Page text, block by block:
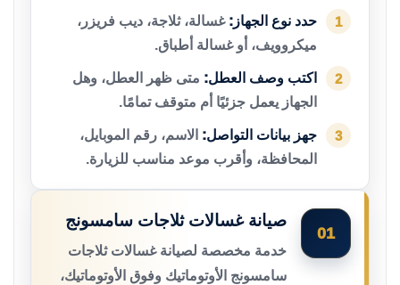
1 حدد نوع الجهاز: غسالة، ثلاجة، ديب فريزر،
ميكروويف، أو غسالة أطباق.
2 اكتب وصف العطل: متى ظهر العطل، وهل
الجهاز يعمل جزئيًا أم متوقف تمامًا.
3 جهز بيانات التواصل: الاسم، رقم الموبايل،
المحافظة، وأقرب موعد مناسب للزيارة.
01
صيانة غسالات ثلاجات سامسونج
خدمة مخصصة لصيانة غسالات ثلاجات
سامسونج الأوتوماتيك وفوق الأوتوماتيك،